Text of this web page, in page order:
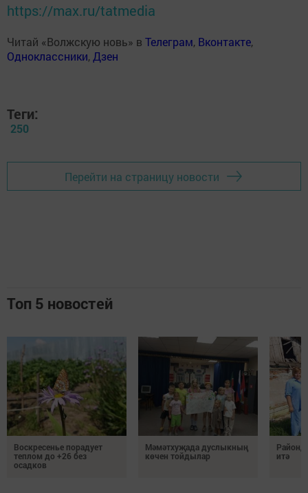
https://max.ru/tatmedia
Читай «Волжскую новь» в Телеграм, Вконтакте,
Одноклассники, Дзен
Теги:
250
Перейти на страницу новости
Топ 5 новостей
Воскресенье порадует
теплом до +26 без
осадков
Мәмәтхуҗада дуслыкның
көчен тойдылар
итә